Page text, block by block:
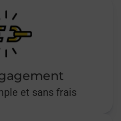
et sans frais